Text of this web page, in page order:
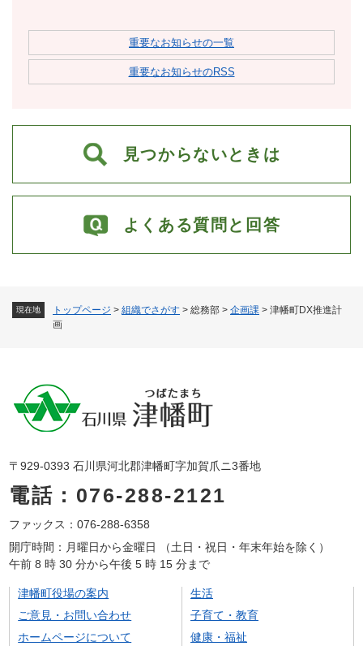
現在地 トップページ > 組織でさがす > 総務部 > 企画課 > 津幡町DX推進計
画
重要なお知らせの一覧
重要なお知らせのRSS
見つからないときは
よくある質問と回答
〒929-0393 石川県河北郡津幡町字加賀爪ニ3番地
電話：076-288-2121
ファックス：076-288-6358
開庁時間：月曜日から金曜日 （土日・祝日・年末年始を除く）
午前 8 時 30 分から午後 5 時 15 分まで
津幡町役場の案内
ご意見・お問い合わせ
ホームページについて
生活
子育て・教育
健康・福祉